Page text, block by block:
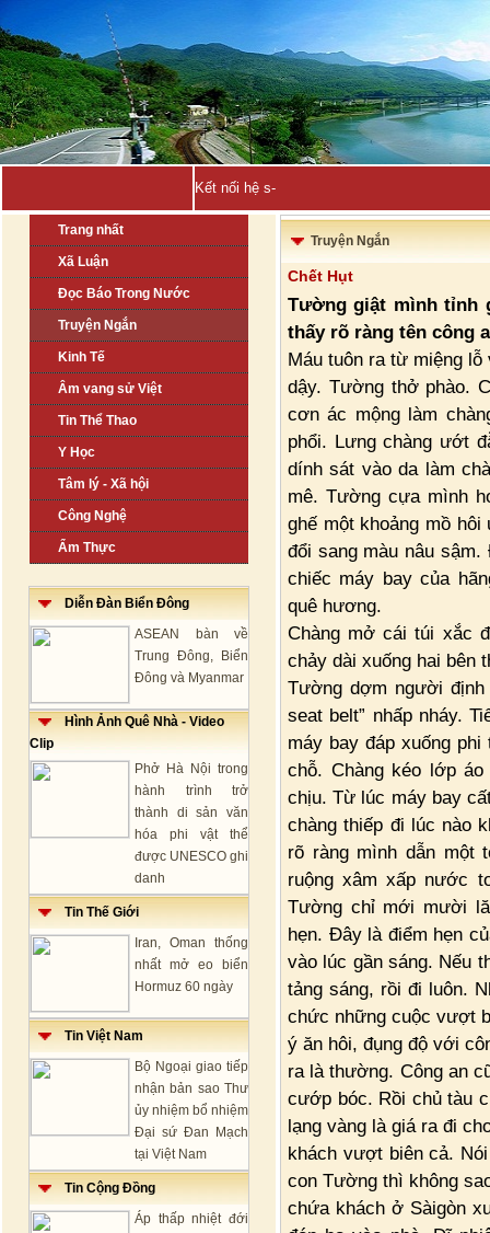
Kết nối hệ sinh thái khởi nghiệp Việt N_
Trang nhất
Xã Luận
Đọc Báo Trong Nước
Truyện Ngắn
Kinh Tế
Âm vang sử Việt
Tin Thể Thao
Y Học
Tâm lý - Xã hội
Công Nghệ
Ẩm Thực
Diễn Đàn Biển Đông
ASEAN bàn về
Trung Đông, Biển
Đông và Myanmar
Hình Ảnh Quê Nhà - Video
Clip
Phở Hà Nội trong
hành trình trở
thành di sản văn
hóa phi vật thể
được UNESCO ghi
danh
Tin Thế Giới
Iran, Oman thống
nhất mở eo biển
Hormuz 60 ngày
Tin Việt Nam
Bộ Ngoại giao tiếp
nhận bản sao Thư
ủy nhiệm bổ nhiệm
Đại sứ Đan Mạch
tại Việt Nam
Tin Cộng Đồng
Áp thấp nhiệt đới
Truyện Ngắn
Chết Hụt
Tường giật mình tỉnh
thấy rõ ràng tên công
Máu tuôn ra từ miệng
dậy. Tường thở phào.
cơn ác mộng làm
phổi. Lưng chàng ướt
dính sát vào da làm
mê. Tường cựa mình
ghế một khoảng mồ
đổi sang màu nâu
chiếc máy bay của
quê hương.
Chàng mở cái túi xắc
chảy dài xuống hai bên
Tường dợm người
seat belt” nhấp nháy.
máy bay đáp xuống
chỗ. Chàng kéo lớp
chịu. Từ lúc máy bay
chàng thiếp đi lúc nào
rõ ràng mình dẫn một
ruộng xâm xấp nước
Tường chỉ mới mười
hẹn. Đây là điểm hẹn
vào lúc gần sáng. Nếu
tảng sáng, rồi đi luôn.
chức những cuộc vượt
ý ăn hôi, đụng độ với
ra là thường. Công an
cướp bóc. Rồi chủ tàu
lạng vàng là giá ra đi
khách vượt biên cả.
con Tường thì không
chứa khách ở Sàigòn